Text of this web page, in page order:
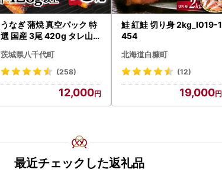
うなぎ 蒲焼 真空パック 特
選 国産 3尾 420g タレ山椒
あり 茨城 ウナギ 鰻 個包装
人気 美味しい 小分け 八千
茨城県八千代町
(258)
12,000
鮭 紅鮭 切り身 2kg_I019-1
454
北海道白糠町
(12)
19,000
最近チェックした返礼品